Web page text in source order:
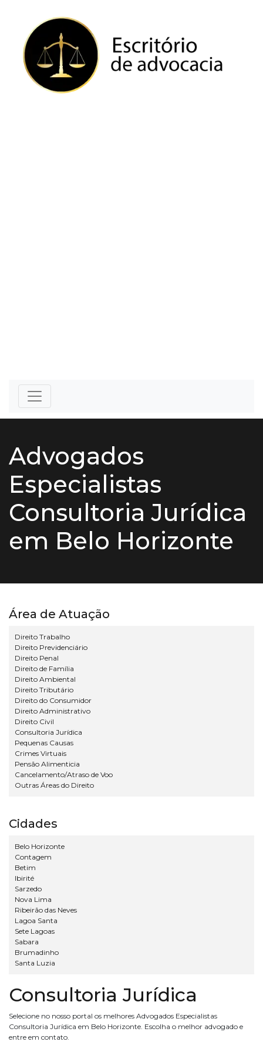
Advogados
Especialistas
Consultoria Jurídica
em Belo Horizonte
Área de Atuação
Direito Trabalho
Direito Previdenciário
Direito Penal
Direito de Família
Direito Ambiental
Direito Tributário
Direito do Consumidor
Direito Administrativo
Direito Civil
Consultoria Jurídica
Pequenas Causas
Crimes Virtuais
Pensão Alimenticia
Cancelamento/Atraso de Voo
Outras Áreas do Direito
Cidades
Belo Horizonte
Contagem
Betim
Ibirité
Sarzedo
Nova Lima
Ribeirão das Neves
Lagoa Santa
Sete Lagoas
Sabara
Brumadinho
Santa Luzia
Consultoria Jurídica
Selecione no nosso portal os melhores Advogados Especialistas
Consultoria Jurídica em Belo Horizonte. Escolha o melhor advogado e
entre em contato.